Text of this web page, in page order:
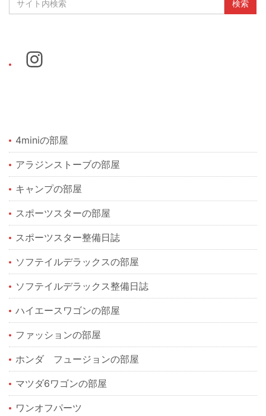
4miniの部屋
アラジンストーブの部屋
キャンプの部屋
スポーツスターの部屋
スポーツスター整備日誌
ソフテイルデラックスの部屋
ソフテイルデラックス整備日誌
ハイエースワゴンの部屋
ファッションの部屋
ホンダ フュージョンの部屋
マツダ6ワゴンの部屋
ワンオフパーツ